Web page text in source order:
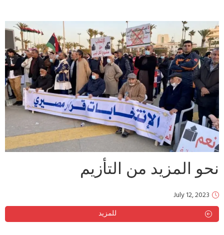
نحو المزيد من التأزيم
July 12, 2023
للمزيد